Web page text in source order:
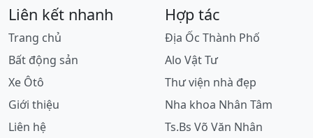
Liên kết nhanh
Trang chủ
Bất động sản
Xe Ôtô
Giới thiệu
Liên hệ
Hợp tác
Địa Ốc Thành Phố
Alo Vật Tư
Thư viện nhà đẹp
Nha khoa Nhân Tâm
Ts.Bs Võ Văn Nhân